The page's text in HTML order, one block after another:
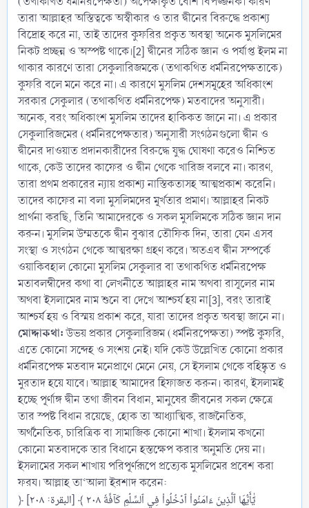
তারা আল্লাহর অস্তিত্বকে অস্বীকার ও তার দ্বীনের বিরুদ্ধে প্রকাশ্য
বিদ্রোহ করে না, তাই তাদের কুফরির প্রকৃত অবস্থা অনেক মুসলিমের
নিকট প্রচ্ছন্ন ও অস্পষ্ট থাকে।[2] দ্বীনের সঠিক জ্ঞান ও পর্যাপ্ত ইলম না
থাকার কারণে তারা সেকুলারিজমকে (তথাকথিত ধর্মনিরপেক্ষতাকে)
কুফরি বলে মনে করে না। এ কারণে মুসলিম দেশসমূহের অধিকাংশ
সরকার সেকুলার (তথাকথিত ধর্মনিরপেক্ষ) মতবাদের অনুসারী।
অনেক, বরং অধিকাংশ মুসলিম তাদের হাকিকত জানে না। এ প্রকার
সেকুলারিজমের (ধর্মনিরপেক্ষতার) অনুসারী সংগঠনগুলো দ্বীন ও
দ্বীনের দাওয়াত প্রদানকারীদের বিরুদ্ধে যুদ্ধ ঘোষণা করেও নিশ্চিত
থাকে, কেউ তাদের কাফের ও দ্বীন থেকে খারিজ বলবে না। কারণ,
তারা প্রথম প্রকারের ন্যায় প্রকাশ্য নাস্তিকতাসহ আত্মপ্রকাশ করেনি।
তাদের কাফের না বলা মুসলিমদের মূর্খতার প্রমাণ। আল্লাহর নিকট
প্রার্থনা করছি, তিনি আমাদেরকে ও সকল মুসলিমকে সঠিক জ্ঞান দান
করুন। মুসলিম উম্মতকে দ্বীন বুঝার তৌফিক দিন, তারা যেন এসব
সংস্থা ও সংগঠন থেকে আত্মরক্ষা গ্রহণ করে। অতএব দ্বীন সম্পর্কে
ওয়াকিবহাল কোনো মুসলিম সেকুলার বা তথাকথিত ধর্মনিরপেক্ষ
মতাবলম্বীদের কথা বা লেখনীতে আল্লাহর নাম অথবা রাসূলের নাম
অথবা ইসলামের নাম শুনে বা দেখে আশ্চর্য হয় না[3], বরং তারাই
আশ্চর্য হয় ও বিস্ময় প্রকাশ করে, যারা তাদের প্রকৃত অবস্থা জানে না।
মোদ্দাকথা:উভয় প্রকার সেকুলারিজম (ধর্মনিরপেক্ষতা) স্পষ্ট কুফরি,
এতে কোনো সন্দেহ ও সংশয় নেই। যদি কেউ উল্লেখিত কোনো প্রকার
ধর্মনিরপেক্ষ মতবাদ মনেপ্রাণে মেনে নেয়, সে ইসলাম থেকে বহিষ্কৃত ও
মুরতাদ হয়ে যাবে। আল্লাহ আমাদের হিফাজত করুন। কারণ, ইসলামই
হচ্ছে পূর্ণাঙ্গ দ্বীন তথা জীবন বিধান, মানুষের জীবনের সকল ক্ষেত্রে
তার স্পষ্ট বিধান রয়েছে, হোক তা আধ্যাত্মিক, রাজনৈতিক,
অর্থনৈতিক, চারিত্রিক বা সামাজিক কোনো শাখা। ইসলাম কখনো
কোনো মতবাদকে তার বিধানে হস্তক্ষেপ করার অনুমতি দেয় না।
ইসলামের সকল শাখায় পরিপূর্ণরূপে প্রত্যেক মুসলিমের প্রবেশ করা
ফরয। আল্লাহ তা‘আলা ইরশাদ করেন:
﴿ يَٰٓأَيُّهَا ٱلَّذِينَ ءَامَنُواْ ٱدۡخُلُواْ فِي ٱلسِّلۡمِ كَآفَّةٗ ٢٠٨ ﴾ [البقرة: ٢٠٨]